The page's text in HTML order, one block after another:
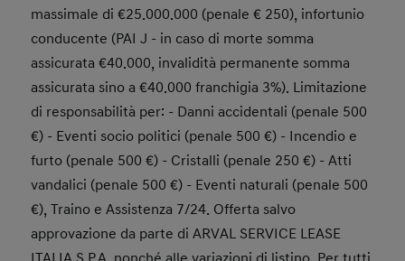
massimale di €25.000.000 (penale € 250), infortunio
conducente (PAI J - in caso di morte somma
assicurata €40.000, invalidità permanente somma
assicurata sino a €40.000 franchigia 3%). Limitazione
di responsabilità per: - Danni accidentali (penale 500
€) - Eventi socio politici (penale 500 €) - Incendio e
furto (penale 500 €) - Cristalli (penale 250 €) - Atti
vandalici (penale 500 €) - Eventi naturali (penale 500
€), Traino e Assistenza 7/24. Offerta salvo
approvazione da parte di ARVAL SERVICE LEASE